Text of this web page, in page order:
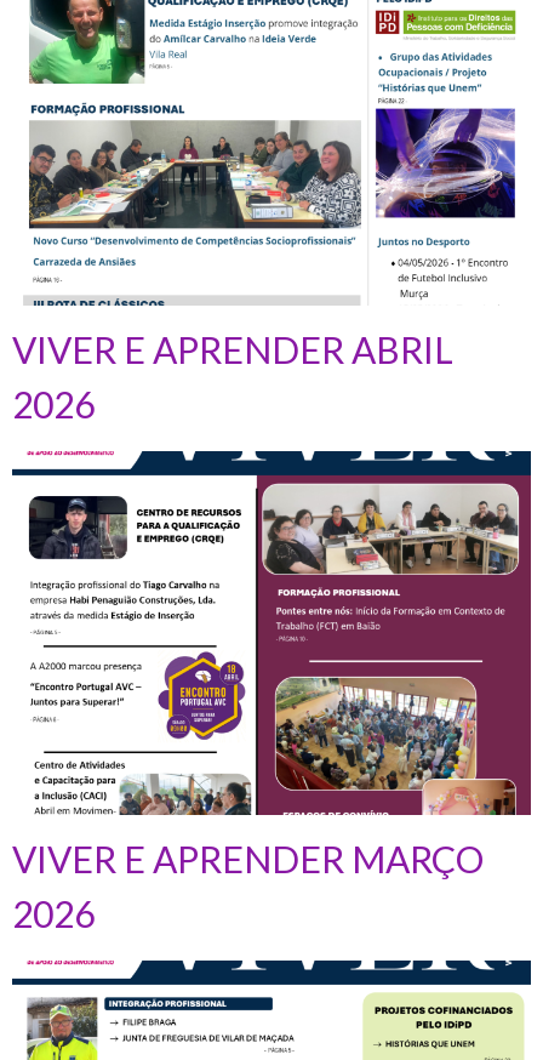
VIVER E APRENDER ABRIL
2026
VIVER E APRENDER MARÇO
2026